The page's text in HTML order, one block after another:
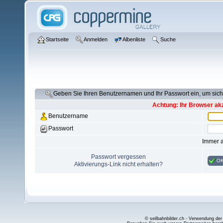
Startseite Anmelden Albenliste Suche
Geben Sie Ihren Benutzernamen und Ihr Passwort ein, um
Achtung: Ihr Browser
Benutzername
Passwort
Immer
Passwort vergessen
Aktivierungs-Link nicht erhalten?
© seilbahnbilder.ch - Verwendung